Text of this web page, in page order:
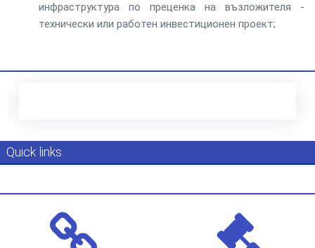
инфраструктура по преценка на възложителя -
технически или работен инвестиционен проект;
Quick links